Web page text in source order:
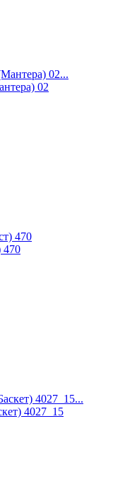
02
470
4027_15